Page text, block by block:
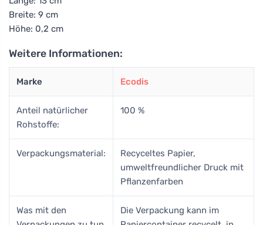
Breite: 9 cm
Höhe: 0,2 cm
Weitere Informationen:
Marke Ecodis
Anteil natürlicher
Rohstoffe:
100 %
Verpackungsmaterial:
Recyceltes Papier,
umweltfreundlicher Druck mit
Pflanzenfarben
Was mit den
Die Verpackung kann im